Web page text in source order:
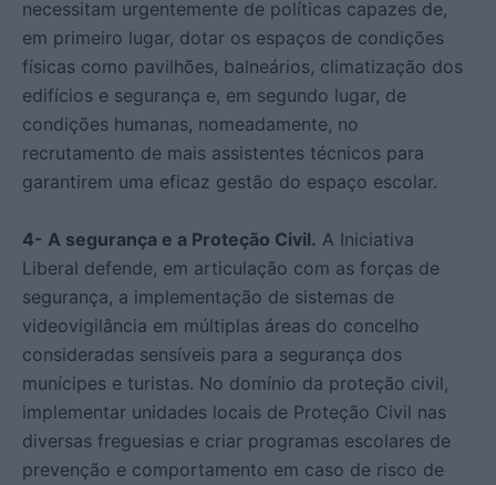
necessitam urgentemente de políticas capazes de,
em primeiro lugar, dotar os espaços de condições
físicas como pavilhões, balneários, climatização dos
edifícios e segurança e, em segundo lugar, de
condições humanas, nomeadamente, no
recrutamento de mais assistentes técnicos para
garantirem uma eficaz gestão do espaço escolar.
4- A segurança e a Proteção Civil. A Iniciativa
Liberal defende, em articulação com as forças de
segurança, a implementação de sistemas de
videovigilância em múltiplas áreas do concelho
consideradas sensíveis para a segurança dos
munícipes e turistas. No domínio da proteção civil,
implementar unidades locais de Proteção Civil nas
diversas freguesias e criar programas escolares de
prevenção e comportamento em caso de risco de